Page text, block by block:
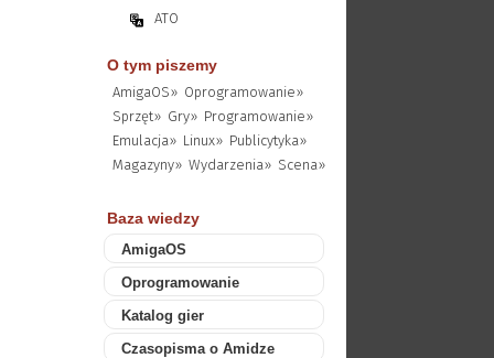
ATO
O tym piszemy
AmigaOS» Oprogramowanie»
Sprzęt» Gry» Programowanie»
Emulacja» Linux» Publicytyka»
Magazyny» Wydarzenia» Scena»
Baza wiedzy
AmigaOS
Oprogramowanie
Katalog gier
Czasopisma o Amidze